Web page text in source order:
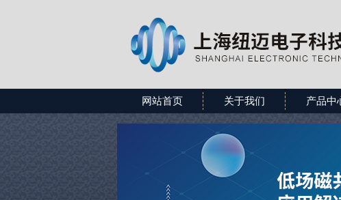
网站首页 关于我们 产品中